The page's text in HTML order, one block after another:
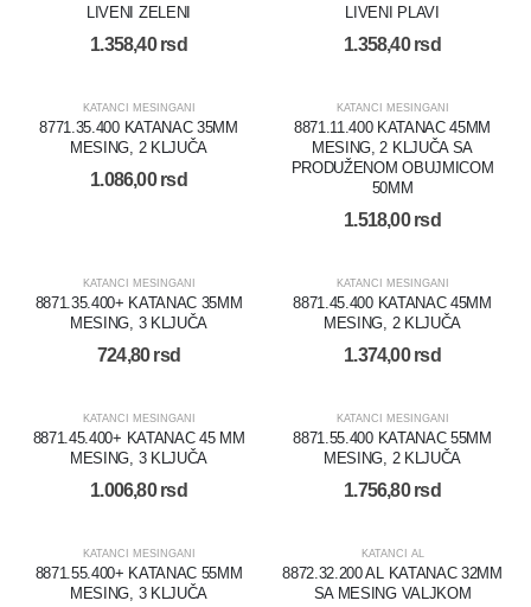
LIVENI ZELENI
1.358,40rsd
LIVENI PLAVI
1.358,40rsd
KATANCI MESINGANI
8771.35.400 KATANAC 35MM
MESING, 2 KLJUČA
1.086,00rsd
KATANCI MESINGANI
8871.11.400 KATANAC 45MM
MESING, 2 KLJUČA SA
PRODUŽENOM OBUJMICOM
50MM
1.518,00rsd
KATANCI MESINGANI
8871.35.400+ KATANAC 35MM
MESING, 3 KLJUČA
724,80rsd
KATANCI MESINGANI
8871.45.400 KATANAC 45MM
MESING, 2 KLJUČA
1.374,00rsd
KATANCI MESINGANI
8871.45.400+ KATANAC 45 MM
MESING, 3 KLJUČA
1.006,80rsd
KATANCI MESINGANI
8871.55.400 KATANAC 55MM
MESING, 2 KLJUČA
1.756,80rsd
KATANCI MESINGANI
8871.55.400+ KATANAC 55MM
MESING, 3 KLJUČA
KATANCI AL
8872.32.200 AL KATANAC 32MM
SA MESING VALJKOM